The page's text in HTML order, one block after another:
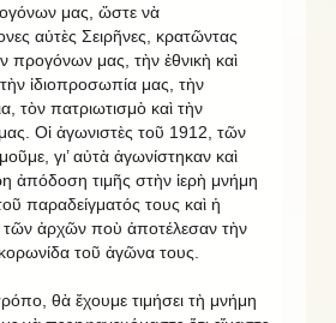
μας, ὥστε νὰ
αὐτὲς Σειρῆνες, κρατῶντας
μας, τὴν ἐθνικὴ καὶ
ἰδιοπροσωπία μας, τὴν
τὸν πατριωτισμὸ καὶ τὴν
Οἱ ἀγωνιστὲς τοῦ 1912, τῶν
γι’ αὐτὰ ἀγωνίστηκαν καὶ
ἀπόδοση τιμῆς στὴν ἱερὴ μνήμη
παραδείγματός τους καὶ ἡ
ἀρχῶν ποὺ ἀποτέλεσαν τὴν
τοῦ ἀγῶνα τους.
θὰ ἔχουμε τιμήσει τὴ μνήμη